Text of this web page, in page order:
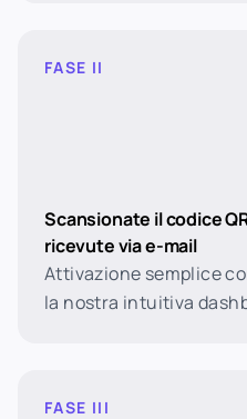
FASE II
Scansionate il codice
ricevute via e-mail
Attivazione semplice
la nostra intuitiva
FASE III